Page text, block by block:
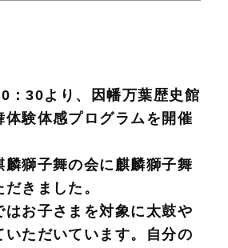
：30より、因幡万葉歴史館
体験体感プログラムを開催
麟獅子舞の会に麒麟獅子舞
きました。
はお子さまを対象に太鼓や
いただいています。自分の